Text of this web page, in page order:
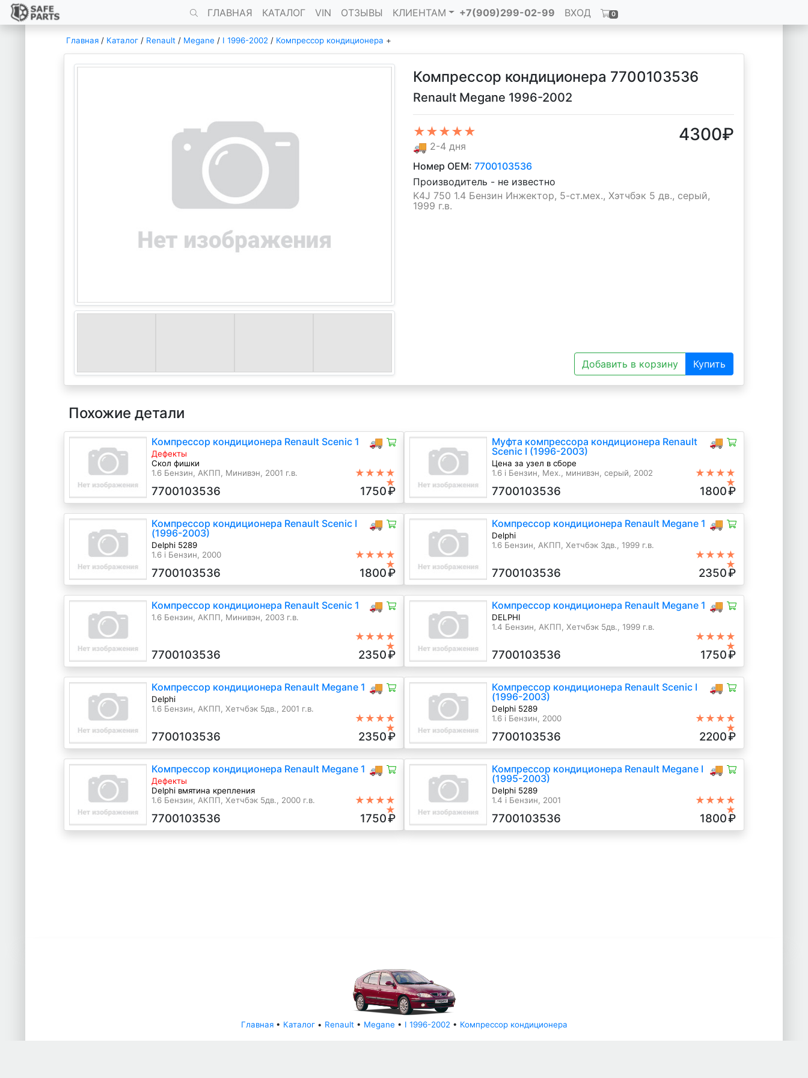
ГЛАВНАЯ КАТАЛОГ VIN ОТЗЫВЫ КЛИЕНТАМ +7(909)299-02-99 ВХОД 0
Главная / Каталог / Renault / Megane / I 1996-2002 / Компрессор кондиционера +
Компрессор кондиционера 7700103536
Renault Megane 1996-2002
★★★★★
🚚 2-4 дня
4300₽
Номер OEM: 7700103536
Производитель - не известно
K4J 750 1.4 Бензин Инжектор, 5-ст.мех., Хэтчбэк 5 дв., серый,
1999 г.в.
Добавить в корзину Купить
Похожие детали
🚚
Компрессор кондиционера Renault Scenic 1
Дефекты
Скол фишки
1.6 Бензин, АКПП, Минивэн, 2001 г.в.
★★★★
★
7700103536 1750₽
🚚
Муфта компрессора кондиционера Renault
Scenic I (1996-2003)
Цена за узел в сборе
1.6 i Бензин, Мех., минивэн, серый, 2002
★★★★
★
7700103536 1800₽
🚚
Компрессор кондиционера Renault Scenic I
(1996-2003)
Delphi 5289
1.6 i Бензин, 2000
★★★★
★
7700103536 1800₽
🚚
Компрессор кондиционера Renault Megane 1
Delphi
1.6 Бензин, АКПП, Хетчбэк 3дв., 1999 г.в.
★★★★
★
7700103536 2350₽
🚚
Компрессор кондиционера Renault Scenic 1
1.6 Бензин, АКПП, Минивэн, 2003 г.в.
★★★★
★
7700103536 2350₽
🚚
Компрессор кондиционера Renault Megane 1
DELPHI
1.4 Бензин, АКПП, Хетчбэк 5дв., 1999 г.в.
★★★★
★
7700103536 1750₽
🚚
Компрессор кондиционера Renault Megane 1
Delphi
1.6 Бензин, АКПП, Хетчбэк 5дв., 2001 г.в.
★★★★
★
7700103536 2350₽
🚚
Компрессор кондиционера Renault Scenic I
(1996-2003)
Delphi 5289
1.6 i Бензин, 2000
★★★★
★
7700103536 2200₽
🚚
Компрессор кондиционера Renault Megane 1
Дефекты
Delphi вмятина крепления
1.6 Бензин, АКПП, Хетчбэк 5дв., 2000 г.в.
★★★★
★
7700103536 1750₽
🚚
Компрессор кондиционера Renault Megane I
(1995-2003)
Delphi 5289
1.4 i Бензин, 2001
★★★★
★
7700103536 1800₽
Главная• Каталог• Renault• Megane • I 1996-2002 • Компрессор кондиционера